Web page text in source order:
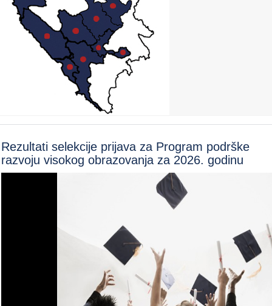
Rezultati selekcije prijava za Program podrške
razvoju visokog obrazovanja za 2026. godinu